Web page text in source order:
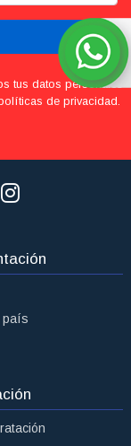
tus datos personales
de privacidad.
país